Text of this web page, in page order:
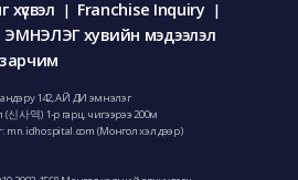
| Franchise Inquiry |
хувийн мэдээлэл
142, АЙ ДИ эмнэлэг
사역) 1-р гарц, чигээрээ 200м
(Монгол хэл дээр)